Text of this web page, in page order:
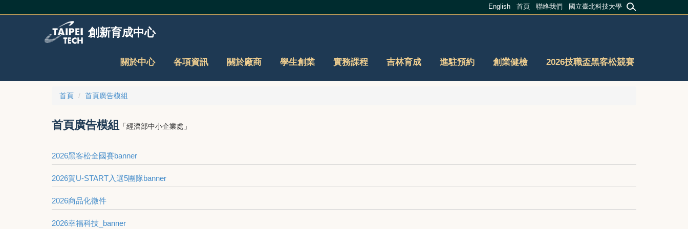
創新育成中心
關於中心 各項資訊 關於廠商 學生創業 實務課程 吉林育成 進駐預約 創業健檢 2026技職盃黑客松競賽
English 首頁 聯絡我們 國立臺北科技大學
首頁 首頁廣告模組
首頁廣告模組 「經濟部中小企業處」
2026黑客松全國賽banner
2026賀U-START入選5團隊banner
2026商品化徵件
2026幸福科技_banner